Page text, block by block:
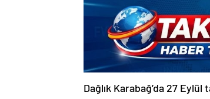
Dağlık Karabağ’da 27